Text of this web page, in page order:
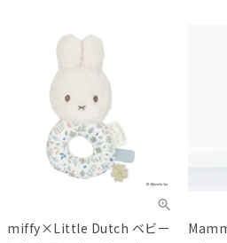
miffy×Little Dutch ベビー